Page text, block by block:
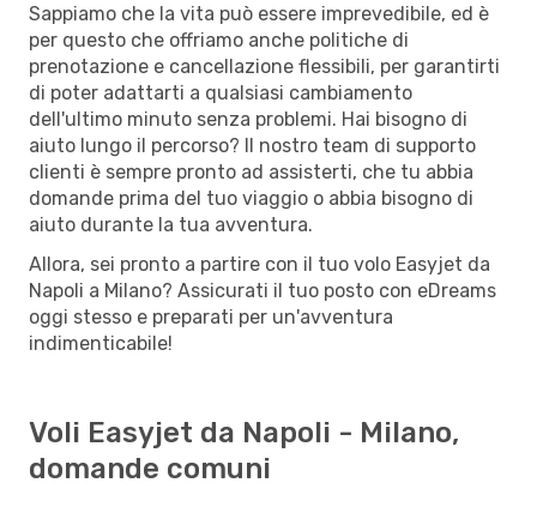
Sappiamo che la vita può essere imprevedibile, ed è
per questo che offriamo anche politiche di
prenotazione e cancellazione flessibili, per garantirti
di poter adattarti a qualsiasi cambiamento
dell'ultimo minuto senza problemi. Hai bisogno di
aiuto lungo il percorso? Il nostro team di supporto
clienti è sempre pronto ad assisterti, che tu abbia
domande prima del tuo viaggio o abbia bisogno di
aiuto durante la tua avventura.
Allora, sei pronto a partire con il tuo volo Easyjet da
Napoli a Milano? Assicurati il tuo posto con eDreams
oggi stesso e preparati per un'avventura
indimenticabile!
Voli Easyjet da Napoli - Milano,
domande comuni